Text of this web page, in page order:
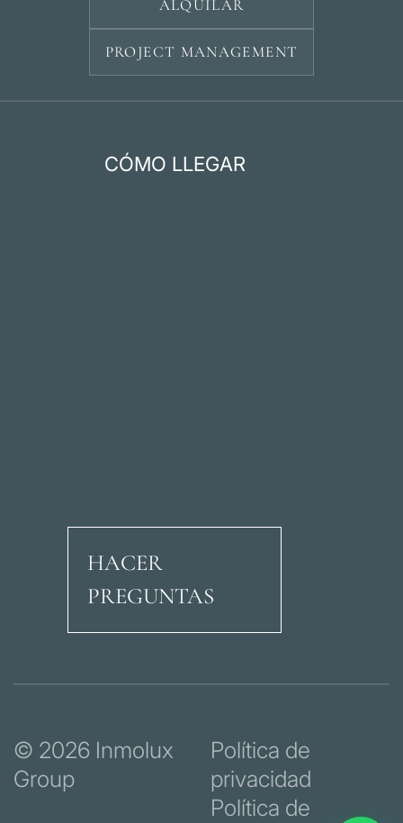
ALQUILAR
PROJECT MANAGEMENT
CÓMO LLEGAR
Avenida Ricardo
HACER
PREGUNTAS
© 2026 Inmolux
Group
Política de
privacidad
Política de